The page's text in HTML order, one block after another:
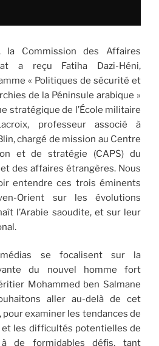
la Commission des Affaires
a reçu Fatiha Dazi-Héni,
« Politiques de sécurité et
de la Péninsule arabique »
stratégique de l’École militaire
professeur associé à
chargé de mission au Centre
et de stratégie (CAPS) du
des affaires étrangères. Nous
entendre ces trois éminents
Orient sur les évolutions
l’Arabie saoudite, et sur leur
se focalisent sur la
du nouvel homme fort
Mohammed ben Salmane
aller au-delà de cet
examiner les tendances de
les difficultés potentielles de
de formidables défis, tant